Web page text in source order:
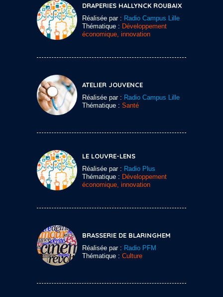
DRAPERIES HALLYNCK ROUBAIX
Réalisée par : Radio Campus Lille
Thématique : Développement
économique, innovation
ATELIER JOUVENCE
Réalisée par : Radio Campus Lille
Thématique : Santé
LE LOUVRE-LENS
Réalisée par : Radio Plus
Thématique : Développement
économique, innovation
BRASSERIE DE BLARINGHEM
Réalisée par : Radio PFM
Thématique : Culture